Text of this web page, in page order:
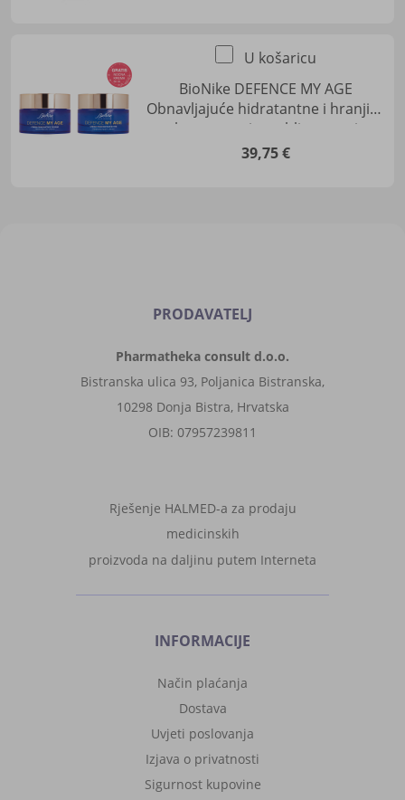
BioNike DEFENCE MY AGE
Obnavljajuće hidratantne i hranjive
kreme za njegu, blistavost i
elastičnost kože; MY AGE dnevna
39,75 €
U košaricu
PRODAVATELJ
Pharmatheka consult d.o.o.
Bistranska ulica 93, Poljanica Bistranska,
10298 Donja Bistra, Hrvatska
OIB: 07957239811
Rješenje HALMED-a za prodaju
medicinskih
proizvoda na daljinu putem Interneta
INFORMACIJE
Način plaćanja
Dostava
Uvjeti poslovanja
Izjava o privatnosti
Sigurnost kupovine